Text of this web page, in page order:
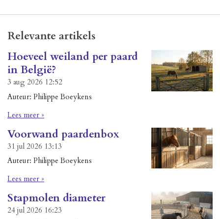
Relevante artikels
Hoeveel weiland per paard
in België?
3 aug 2026 12:52
Auteur: Philippe Boeykens
Lees meer »
Voorwand paardenbox
31 jul 2026 13:13
Auteur: Philippe Boeykens
Lees meer »
Stapmolen diameter
24 jul 2026 16:23